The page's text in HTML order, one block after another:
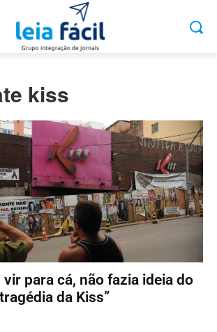
kiss
vir para cá, não fazia ideia do
da Kiss”